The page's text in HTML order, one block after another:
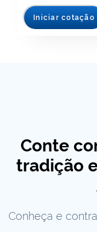
Iniciar cotação
Conte
tradição
Conheça e